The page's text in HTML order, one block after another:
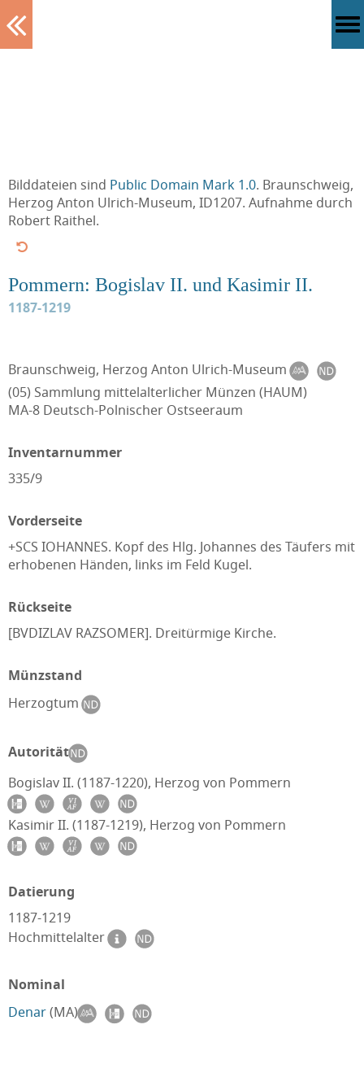
Bilddateien sind Public Domain Mark 1.0. Braunschweig,
Herzog Anton Ulrich-Museum, ID1207. Aufnahme durch
Robert Raithel.
Pommern: Bogislav II. und Kasimir II.
1187-1219
Braunschweig, Herzog Anton Ulrich-Museum
(05) Sammlung mittelalterlicher Münzen (HAUM)
MA-8 Deutsch-Polnischer Ostseeraum
Inventarnummer
335/9
Vorderseite
+SCS IOHANNES. Kopf des Hlg. Johannes des Täufers mit
erhobenen Händen, links im Feld Kugel.
Rückseite
[BVDIZLAV RAZSOMER]. Dreitürmige Kirche.
Münzstand
Herzogtum
Autorität
Bogislav II. (1187-1220), Herzog von Pommern
Kasimir II. (1187-1219), Herzog von Pommern
Datierung
1187-1219
Hochmittelalter
Nominal
Denar(MA)